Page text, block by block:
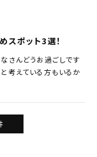
スポット3選！
さんどうお過ごしです
考えている方もいるか